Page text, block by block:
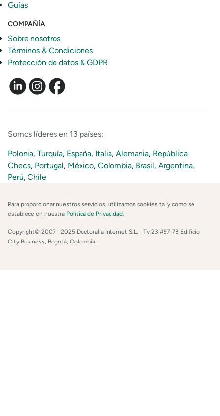
Guías
COMPAÑÍA
Sobre nosotros
Términos & Condiciones
Protección de datos & GDPR
Somos líderes en 13 países:
Polonia, Turquía, España, Italia, Alemania, República
Checa, Portugal, México, Colombia, Brasil, Argentina,
Perú, Chile
Para proporcionar nuestros servicios, utilizamos cookies tal y como se
establece en nuestra Política de Privacidad.
Copyright© 2007 - 2025 Doctoralia Internet S.L. - Tv 23 #97-73 Edificio
City Business, Bogotá, Colombia.